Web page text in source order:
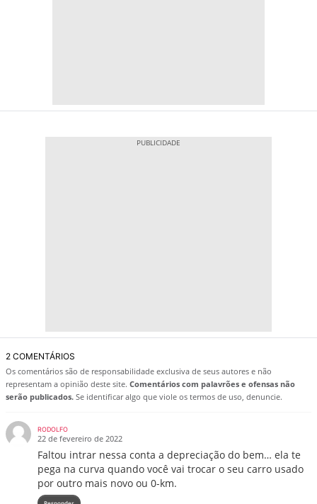
2 COMENTÁRIOS
Os comentários são de responsabilidade exclusiva de seus autores e não
representam a opinião deste site. Comentários com palavrões e ofensas não
serão publicados. Se identificar algo que viole os termos de uso, denuncie.
RODOLFO
22 de fevereiro de 2022
Faltou intrar nessa conta a depreciação do bem… ela te
pega na curva quando você vai trocar o seu carro usado
por outro mais novo ou 0-km.